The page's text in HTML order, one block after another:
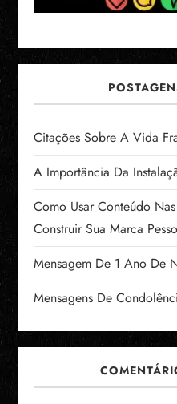
Citações Sobre A Vida
A Importância Da
Como Usar Conteúdo
Construir Sua Marca
Mensagem De 1 Ano De
Mensagens De